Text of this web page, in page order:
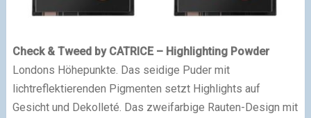
Check & Tweed by CATRICE – Highlighting Powder
Londons Höhepunkte. Das seidige Puder mit
lichtreflektierenden Pigmenten setzt Highlights auf
Gesicht und Dekolleté. Das zweifarbige Rauten-Design mit